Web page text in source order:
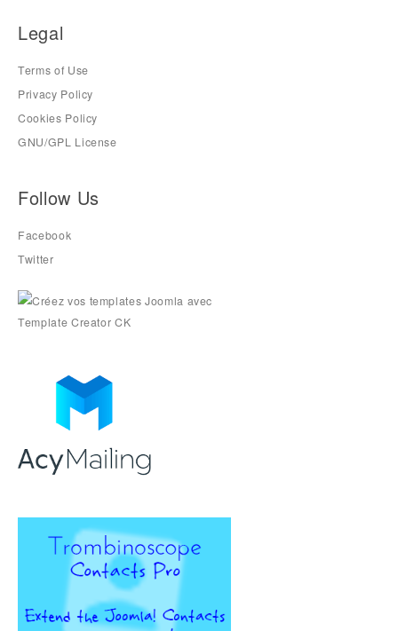
Legal
Terms of Use
Privacy Policy
Cookies Policy
GNU/GPL License
Follow Us
Facebook
Twitter